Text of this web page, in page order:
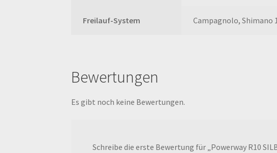
Freilauf-System Campagnolo, Shimano
Bewertungen
Es gibt noch keine Bewertungen.
Schreibe die erste Bewertung für „Powerway R10